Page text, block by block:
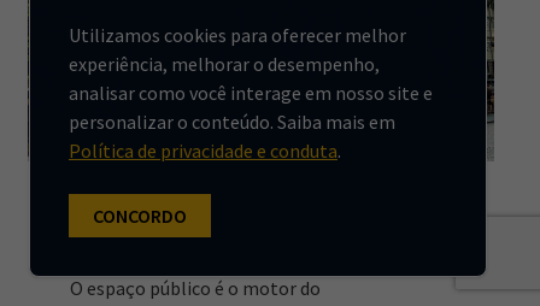
Utilizamos cookies para oferecer melhor
experiência, melhorar o desempenho,
analisar como você interage em nosso site e
personalizar o conteúdo. Saiba mais em
Política de privacidade e conduta.
CONCORDO
GESTÃO URBANA
Espaço público, esse
incompreendido
O espaço público é o motor do